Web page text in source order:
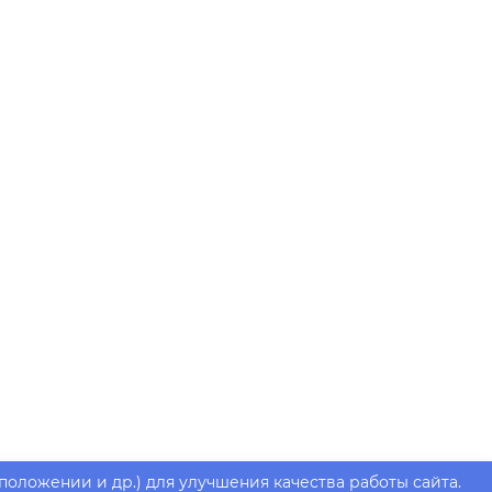
и др.) для улучшения качества работы сайта.